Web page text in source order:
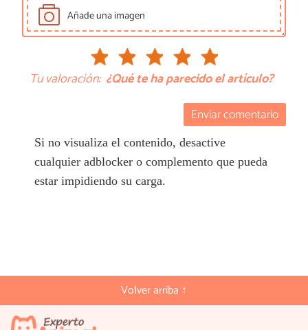
Añade una imagen
Tu valoración: ¿Qué te ha parecido el artículo?
Enviar comentario
Si no visualiza el contenido, desactive
cualquier adblocker o complemento que pueda
estar impidiendo su carga.
Volver arriba ↑